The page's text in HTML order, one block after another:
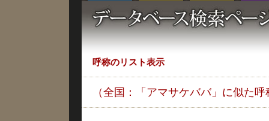
呼称のリスト表示
（全国：「アマサケババ」に似た呼